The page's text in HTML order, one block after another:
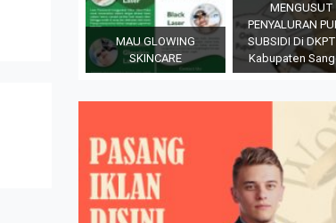
MAU GLOWING
SKINCARE
MENGUSUT
PENYALURAN
SUBSIDI Di
Kabupaten